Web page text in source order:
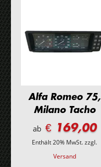
Alfa Romeo 75,
Milano Tacho
ab€ 169,00
Enthält 20% MwSt.zzgl.
Versand